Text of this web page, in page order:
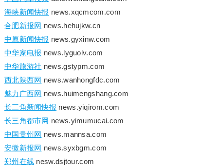
海峡新闻快报 news.xqcmcom.com
合肥新报网 news.hehujkw.cn
中原新闻快报 news.gyxinw.com
中华家电报 news.lyguolv.com
中华旅游社 news.gstypm.com
西北陕西网 news.wanhongfdc.com
魅力广西网 news.huimengshang.com
长三角新闻快报 news.yiqirom.com
长三角都市网 news.yimumucai.com
中国贵州网 news.mannsa.com
安徽新报网 news.syxbgm.com
郑州在线 nesw.dsjtour.com